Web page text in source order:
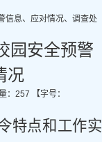
信息、应对情况、调查处
园安全预警
况
： 257
【字号：
特点和工作实